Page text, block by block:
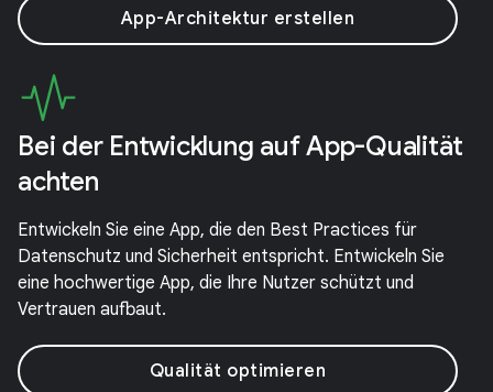
App-Architektur erstellen
Bei der Entwicklung auf App-Qualität
achten
Entwickeln Sie eine App, die den Best Practices für
Datenschutz und Sicherheit entspricht. Entwickeln Sie
eine hochwertige App, die Ihre Nutzer schützt und
Vertrauen aufbaut.
Qualität optimieren